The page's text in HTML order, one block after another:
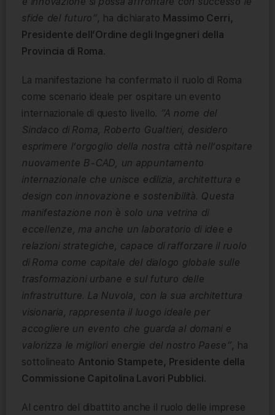
sfide del futuro”, ha dichiarato Massimo Cerri,
Presidente dell’Ordine degli Ingegneri della
Provincia di Roma.
La manifestazione ha confermato il ruolo di Roma
come scenario ideale per ospitare un evento
internazionale di questo livello. “A nome del
Sindaco di Roma, Roberto Gualtieri, desidero
esprimere l’orgoglio della nostra città nell’ospitare
nuovamente B-CAD, un appuntamento
internazionale che unisce edilizia, architettura e
design con innovazione e sostenibilità. Questa
manifestazione non è solo una vetrina di
eccellenze, ma anche un laboratorio di idee e
relazioni strategiche, capace di rafforzare il ruolo
di Roma come capitale del dialogo globale sulle
trasformazioni urbane e sul futuro delle
infrastrutture. La Nuvola, con la sua architettura
visionaria, rappresenta il luogo ideale per
accogliere un evento che guarda al domani e
valorizza le migliori energie del nostro Paese”, ha
sottolineato Antonio Stampete, Presidente della
Commissione Capitolina Lavori Pubblici.
Al centro del dibattito anche il ruolo delle imprese